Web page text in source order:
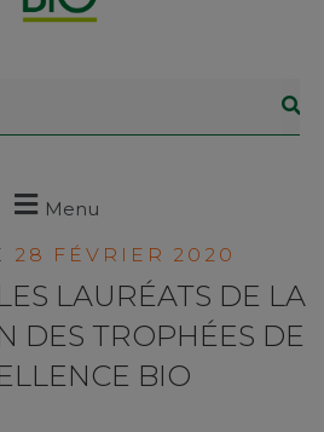
Menu
28 FÉVRIER 2020
LAURÉATS DE LA
DES TROPHÉES DE
BIO